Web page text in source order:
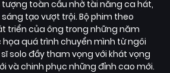
toàn cầu nhờ tài năng ca hát,
tạo vượt trội. Bộ phim theo
triển của ông trong những năm
họa quá trình chuyển mình từ ngôi
solo đầy tham vọng với khát vọng
và chinh phục những đỉnh cao mới.